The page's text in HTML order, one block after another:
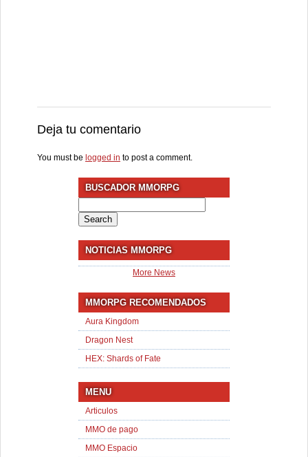
Deja tu comentario
You must be logged in to post a comment.
BUSCADOR MMORPG
for:
NOTICIAS MMORPG
More News
MMORPG RECOMENDADOS
Aura Kingdom
Dragon Nest
HEX: Shards of Fate
MENU
Articulos
MMO de pago
MMO Espacio